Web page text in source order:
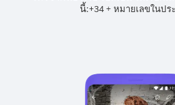
นี้:+34+ หมายเลขในปร